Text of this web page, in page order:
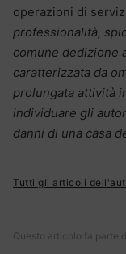
operazioni di
professionalità,
comune dedizione
caratterizzata da
prolungata attività
individuare gli
danni di una casa
Tutti gli articoli
Questo articolo fa parte